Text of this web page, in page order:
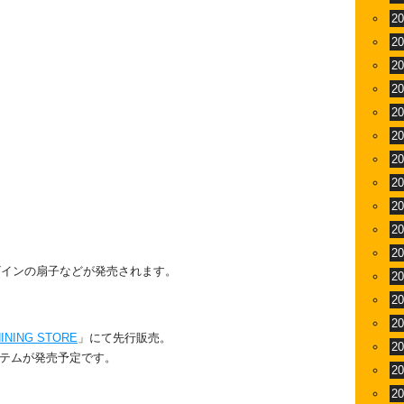
ンの扇子などが発売されます。
STORE 」にて先行販売。
ムが発売予定です。